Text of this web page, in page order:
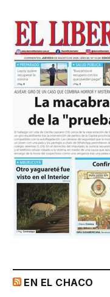
EN EL CHACO